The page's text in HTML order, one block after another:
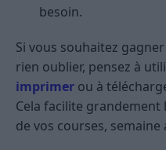
besoin.
Si vous souhaitez
rien oublier, pensez à
imprimer ou à
Cela facilite
de vos courses, semaine